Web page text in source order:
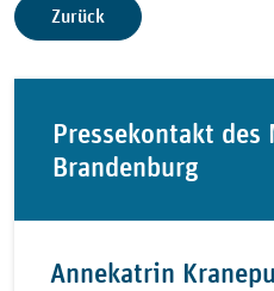
Zurück
Pressekontakt des
Brandenburg
Annekatrin